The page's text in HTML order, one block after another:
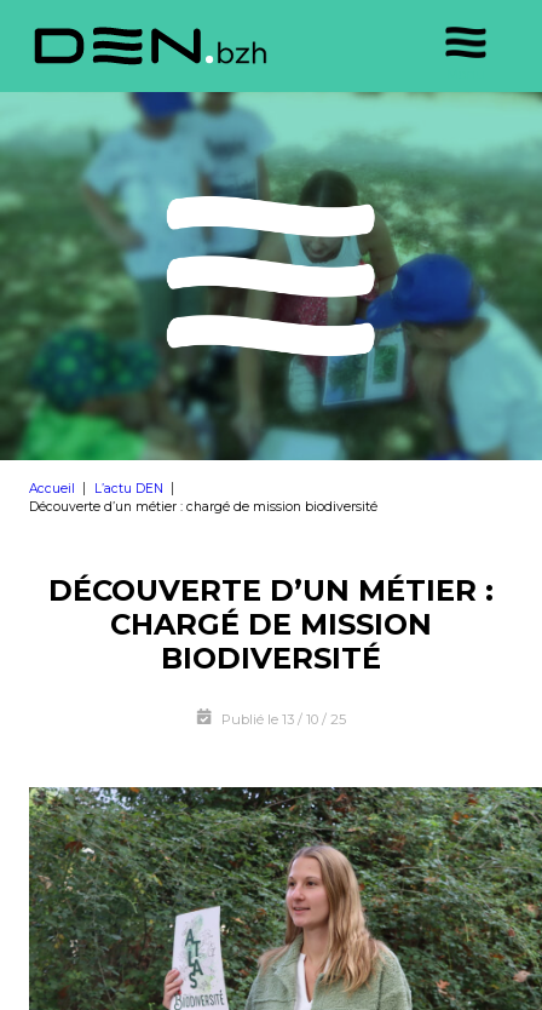
Accueil
L’actu DEN
Découverte d’un métier : chargé de mission biodiversité
DÉCOUVERTE D’UN MÉTIER :
CHARGÉ DE MISSION
BIODIVERSITÉ
Publié le 13 / 10 / 25